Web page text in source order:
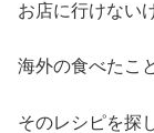
お店に行けない
海外の食べたこ
そのレシピを探